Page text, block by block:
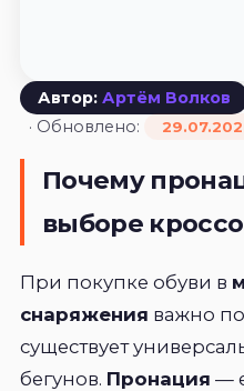
Автор: Артём Волков
· Обновлено:
Почему
выборе
При покупке обуви в
снаряжения важно
существует
бегунов. Пронация —